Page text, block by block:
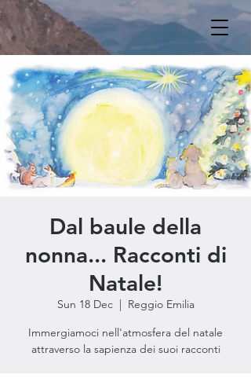
Dal baule della
nonna... Racconti di
Natale!
Sun 18 Dec
  |
Reggio Emilia
Immergiamoci nell'atmosfera del natale
attraverso la sapienza dei suoi racconti